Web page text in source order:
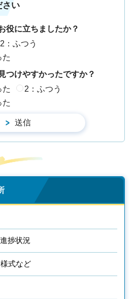
さい
役に立ちましたか？
2：ふつう
た
つけやすかったですか？
た
2：ふつう
た
捗状況
式など